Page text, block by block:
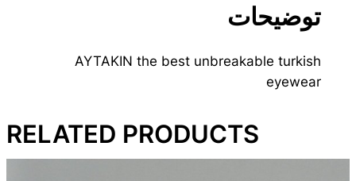
توضیحات
AYTAKIN the best unbreakable turkish
eyewear
RELATED PRODUCTS